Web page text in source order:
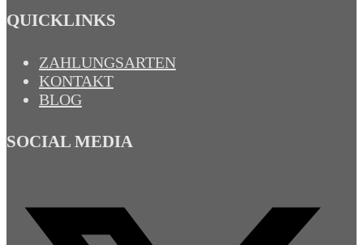
QUICKLINKS
ZAHLUNGSARTEN
KONTAKT
BLOG
SOCIAL MEDIA